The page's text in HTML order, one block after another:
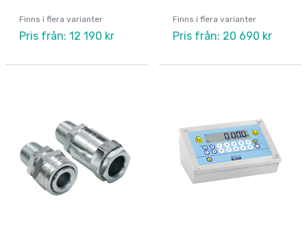
Finns i flera varianter
Pris från: 12 190 kr
Finns i flera varianter
Pris från: 20 690 kr